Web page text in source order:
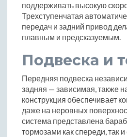
поддерживать высокую
Трехступенчатая
передач и задний привод
плавным и предсказуемым.
Подвеска и
Передняя подвеска
задняя — зависимая, также
конструкция обеспечивает
даже на неровных
система представлена
тормозами как спереди, так и